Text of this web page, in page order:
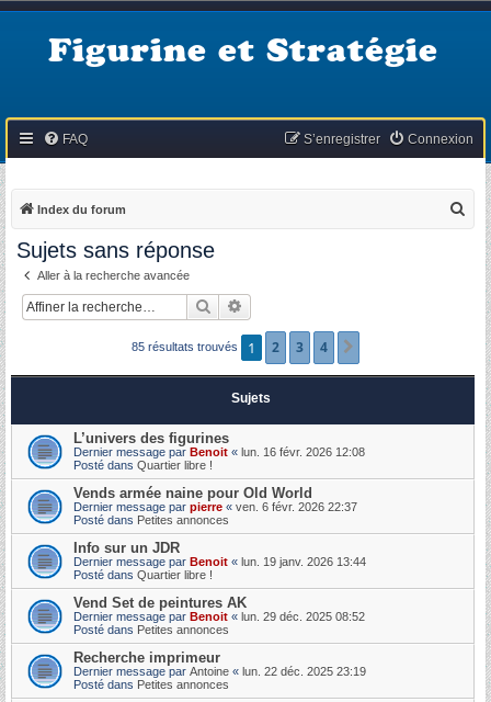
Figurine et Stratégie
FAQ Connexion
S’enregistrer
Index du forum
Sujets sans réponse
Aller à la recherche avancée
Rechercher
85 résultats trouvés 1 2 3 4
Sujets
L’univers des figurines
Dernier message par Benoit « lun. 16 févr. 2026 12:08
Posté dans Quartier libre !
Vends armée naine pour Old World
Dernier message par pierre « ven. 6 févr. 2026 22:37
Posté dans Petites annonces
Info sur un JDR
Dernier message par Benoit « lun. 19 janv. 2026 13:44
Posté dans Quartier libre !
Vend Set de peintures AK
Dernier message par Benoit « lun. 29 déc. 2025 08:52
Posté dans Petites annonces
Recherche imprimeur
Dernier message par Antoine « lun. 22 déc. 2025 23:19
Posté dans Petites annonces